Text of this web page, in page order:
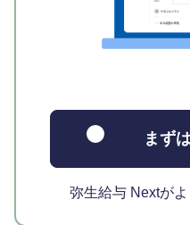
まず
弥生給与 Nextが